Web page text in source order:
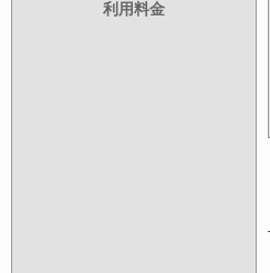
利用料金